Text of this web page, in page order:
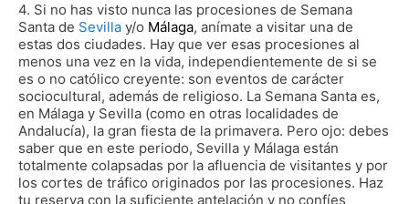
4. Si no has visto nunca las procesiones de Semana
Santa de Sevilla y/o Málaga, anímate a visitar una de
estas dos ciudades. Hay que ver esas procesiones al
menos una vez en la vida, independientemente de si se
es o no católico creyente: son eventos de carácter
sociocultural, además de religioso. La Semana Santa es,
en Málaga y Sevilla (como en otras localidades de
Andalucía), la gran fiesta de la primavera. Pero ojo: debes
saber que en este periodo, Sevilla y Málaga están
totalmente colapsadas por la afluencia de visitantes y por
los cortes de tráfico originados por las procesiones. Haz
tu reserva con la suficiente antelación y no confíes